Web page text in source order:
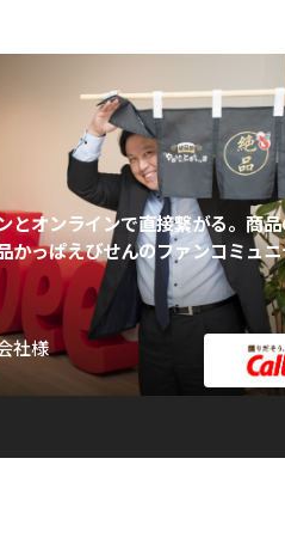
とオンラインで直接繋がる。商
かっぱえびせんのファンコミュニ
社様